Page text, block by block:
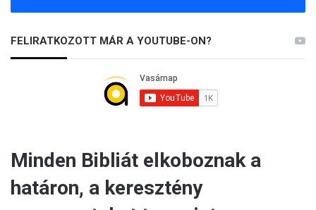
FELIRATKOZOTT MÁR A YOUTUBE-ON?